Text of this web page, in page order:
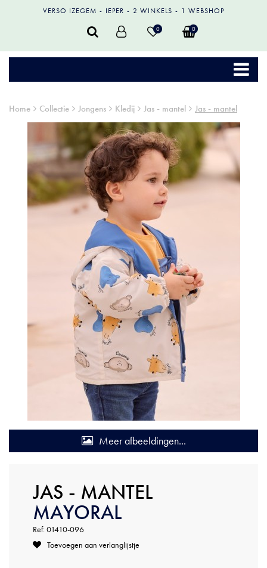
VERSO IZEGEM IEPER 2 WINKELS 1 WEBSHOP
0 0
Home Collectie Jongens Kledij Jas - mantel Jas - mantel
Meer afbeeldingen...
JAS - MANTEL
MAYORAL
Ref: 01410-096
Toevoegen aan verlanglijstje